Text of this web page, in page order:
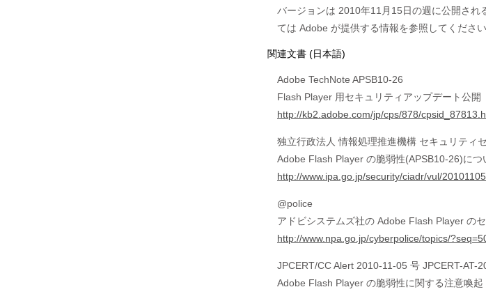
バージョンは 2010年11月15日の週に公開され
ては Adobe が提供する情報を参照してください
関連文書 (日本語)
Adobe TechNote APSB10-26
Flash Player 用セキュリティアップデート公開
http://kb2.adobe.com/jp/cps/878/
独立行政法人 情報処理推進機構 セキュリティ
Adobe Flash Player の脆弱性(APSB10-26)につ
http://www.ipa.go.jp/security/ciadr/vul/
@police
アドビシステムズ社の Adobe Flash Player の
http://www.npa.go.jp/cyberpolice/topics/
JPCERT/CC Alert 2010-11-05 号 JPCERT-AT-
Adobe Flash Player の脆弱性に関する注意喚起